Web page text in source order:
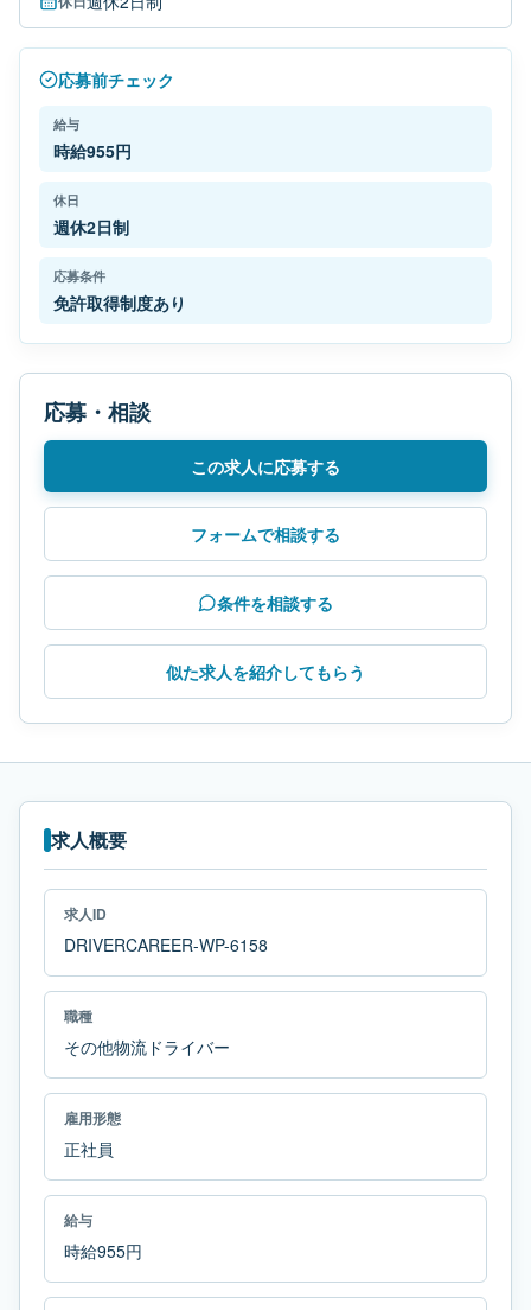
応募前チェック
給与
時給955円
休日
週休2日制
応募条件
免許取得制度あり
応募・相談
この求人に応募する
フォームで相談する
条件を相談する
似た求人を紹介してもらう
求人概要
求人ID
DRIVERCAREER-WP-6158
職種
その他物流ドライバー
雇用形態
正社員
給与
時給955円